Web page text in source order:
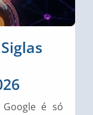
é só